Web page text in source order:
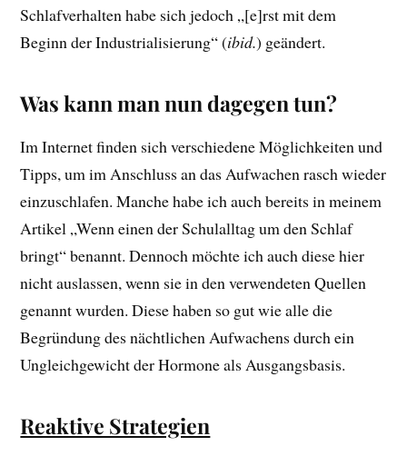
Schlafverhalten habe sich jedoch „[e]rst mit dem
Beginn der Industrialisierung“ (ibid.) geändert.
Was kann man nun dagegen tun?
Im Internet finden sich verschiedene Möglichkeiten und
Tipps, um im Anschluss an das Aufwachen rasch wieder
einzuschlafen. Manche habe ich auch bereits in meinem
Artikel „Wenn einen der Schulalltag um den Schlaf
bringt“ benannt. Dennoch möchte ich auch diese hier
nicht auslassen, wenn sie in den verwendeten Quellen
genannt wurden. Diese haben so gut wie alle die
Begründung des nächtlichen Aufwachens durch ein
Ungleichgewicht der Hormone als Ausgangsbasis.
Reaktive Strategien